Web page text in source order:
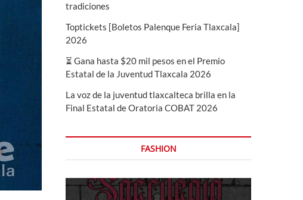
tradiciones
Toptickets [Boletos Palenque Feria Tlaxcala]
2026
⏳ Gana hasta $20 mil pesos en el Premio
Estatal de la Juventud Tlaxcala 2026
La voz de la juventud tlaxcalteca brilla en la
Final Estatal de Oratoria COBAT 2026
FASHION